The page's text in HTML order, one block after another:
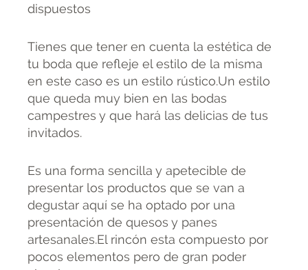
dispuestos
Tienes que tener en cuenta la estética de
tu boda que refleje el estilo de la misma
en este caso es un estilo rústico.Un estilo
que queda muy bien en las bodas
campestres y que hará las delicias de tus
invitados.
Es una forma sencilla y apetecible de
presentar los productos que se van a
degustar aquí se ha optado por una
presentación de quesos y panes
artesanales.El rincón esta compuesto por
pocos elementos pero de gran poder